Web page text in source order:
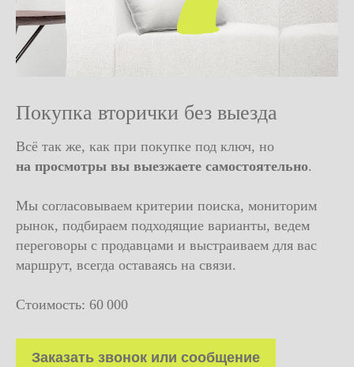
Покупка вторички без выезда
Всё так же, как при покупке под ключ, но
на просмотры вы выезжаете самостоятельно.
Мы согласовываем критерии поиска, мониторим
рынок, подбираем подходящие варианты, ведем
переговоры с продавцами и выстраиваем для вас
маршрут, всегда оставаясь на связи.
Стоимость: 60 000
Заказать звонок или сообщение